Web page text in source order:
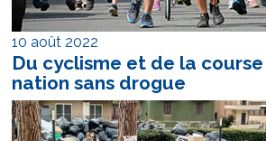
10 août 2022
Du cyclisme et de la
nation sans drogue